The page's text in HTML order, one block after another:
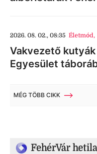
2026. 08. 02., 08:35 Életmód,
Vakvezető
Egyesület
MÉG TÖBB CIKK
FehérVár